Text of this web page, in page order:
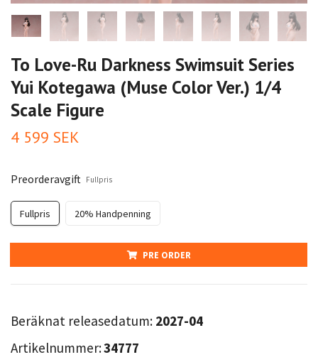
To Love-Ru Darkness Swimsuit Series
Yui Kotegawa (Muse Color Ver.) 1/4
Scale Figure
4 599 SEK
Preorderavgift Fullpris
Fullpris 20% Handpenning
PRE ORDER
Beräknat releasedatum: 2027-04
Artikelnummer:34777